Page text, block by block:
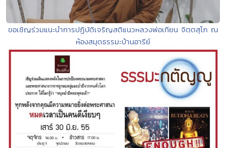
ขอเชิญร่วมแนะนำการปฏิบัติเจริญสติแนวหลวงพ่อเทียน จิตฺตสุโภ ณ
ห้องสมุดธรรมะบ้านอารีย์